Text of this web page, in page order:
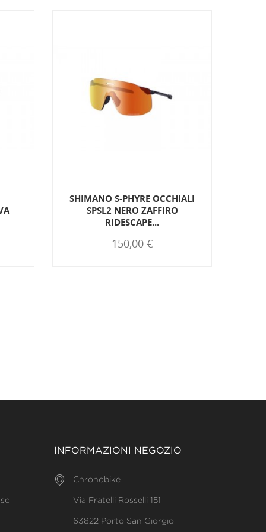
SHIMANO S-PHYRE OCCHIALI
SPSL2 NERO ZAFFIRO
RIDESCAPE...
150,00 €
INFORMAZIONI NEGOZIO
Chronobike
Via Fratelli Rosselli 151
63822 Porto San Giorgio